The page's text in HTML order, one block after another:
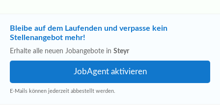
Bleibe auf dem Laufenden und verpasse kein
Stellenangebot mehr!
Erhalte alle neuen Jobangebote in Steyr
E-Mails können jederzeit abbestellt werden.